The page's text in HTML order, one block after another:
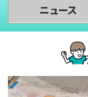
ニュース